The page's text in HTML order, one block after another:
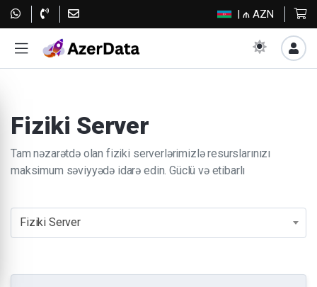
| ₼ AZN
Fiziki Server
Tam nəzarətdə olan fiziki serverlərimizlə resurslarınızı
maksimum səviyyədə idarə edin. Güclü və etibarlı
Fiziki Server